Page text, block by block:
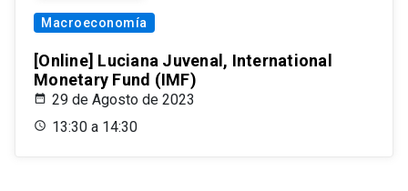
Macroeconomía
[Online] Luciana Juvenal, International
Monetary Fund (IMF)
29 de Agosto de 2023
13:30 a 14:30